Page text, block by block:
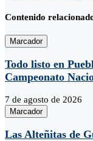
Contenido
Marcador
Todo listo en
Campeonato
7 de agosto de 2026
Marcador
Las Alteñitas de